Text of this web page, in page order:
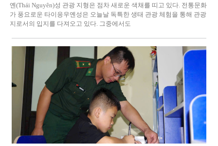
옌(Thái Nguyên)성 관광 지형은 점차 새로운 색채를 띠고 있다. 전통문화
가 풍요로운 타이응우옌성은 오늘날 독특한 생태 관광 체험을 통해 관광
지로서의 입지를 다져오고 있다. 그중에서도